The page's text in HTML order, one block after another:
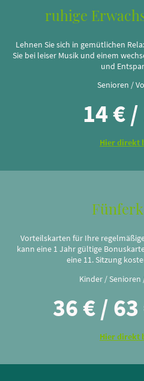
ruhige
Lehnen Sie sich in gemütlichen
Sie bei leiser Musik und einem
und
Senioren /
14 €
Hier direkt
Vorteilskarten für Ihre
kann eine 1 Jahr gültige
eine 11. Sitzung
Kinder / Senioren
36 € /
Hier direkt